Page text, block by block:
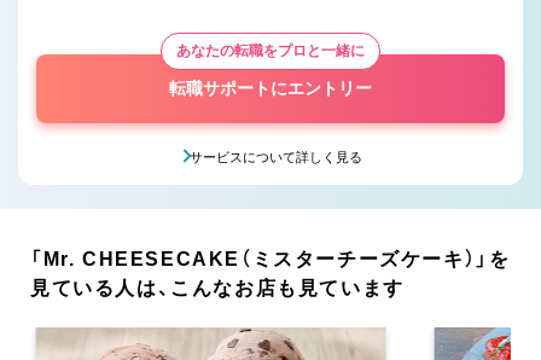
あなたの転職をプロと一緒に
転職サポートにエントリー
サービスについて詳しく見る
「Mr. CHEESECAKE（ミスターチーズケーキ）」を
見ている人は、こんなお店も見ています